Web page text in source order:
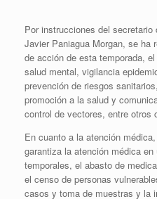
Por instrucciones del
Javier Paniagua Morgan, se ha
de acción de esta temporada,
salud mental, vigilancia
prevención de riesgos
promoción a la salud y
control de vectores, entre otros
En cuanto a la atención
garantiza la atención médica
temporales, el abasto de
el censo de personas
casos y toma de muestras y la